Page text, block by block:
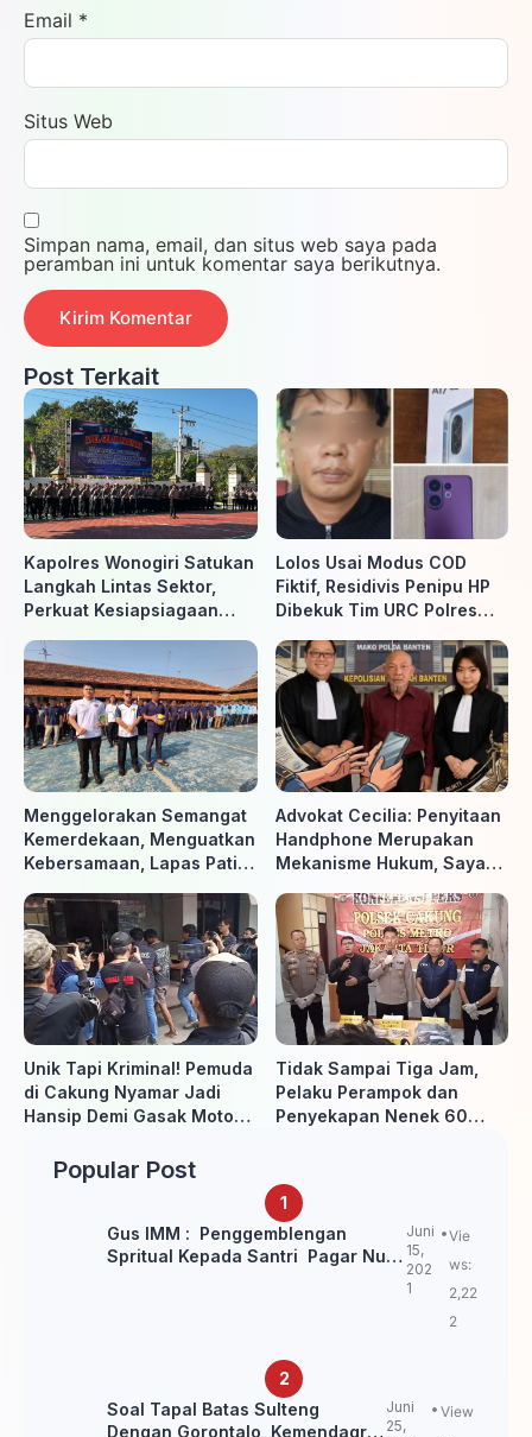
Email *
Situs Web
Simpan nama, email, dan situs web saya pada
peramban ini untuk komentar saya berikutnya.
Post Terkait
Kapolres Wonogiri Satukan
Langkah Lintas Sektor,
Perkuat Kesiapsiagaan
Lolos Usai Modus COD
Fiktif, Residivis Penipu HP
Dibekuk Tim URC Polres
Menggelorakan Semangat
Kemerdekaan, Menguatkan
Kebersamaan, Lapas Pati
ke-81 RI, Warga Binaan
Antusias Ikuti Berbagai
Perlombaan
Advokat Cecilia: Penyitaan
Handphone Merupakan
Mekanisme Hukum, Saya
Diminta Penyidik dan Tidak
perlu takut
Unik Tapi Kriminal! Pemuda
di Cakung Nyamar Jadi
Hansip Demi Gasak Motor
Tidak Sampai Tiga Jam,
Pelaku Perampok dan
Penyekapan Nenek 60
Popular Post
Gus IMM : Penggemblengan
Spritual Kepada Santri Pagar Nusa
Juni
15,
202
1
Vie
ws:
2,22
2
Soal Tapal Batas Sulteng
Dengan Gorontalo, Kemendagri:
Juni
25,
View